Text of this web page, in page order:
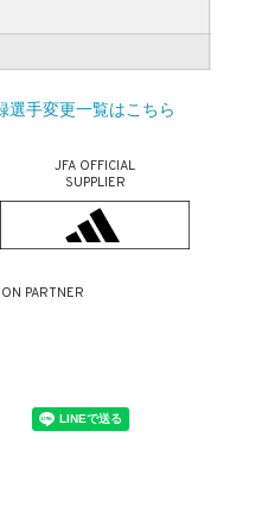
手変更一覧はこちら
JFA OFFICIAL
SUPPLIER
PARTNER